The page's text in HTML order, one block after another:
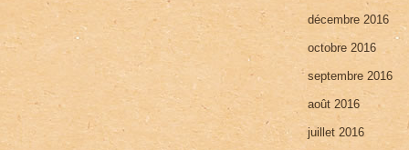
décembre 2016
octobre 2016
septembre 2016
août 2016
juillet 2016